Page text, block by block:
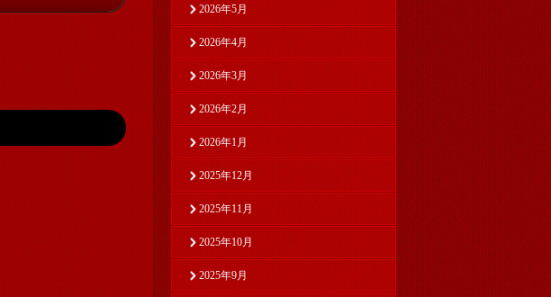
2026年5月
2026年4月
2026年3月
2026年2月
2026年1月
2025年12月
2025年11月
2025年10月
2025年9月